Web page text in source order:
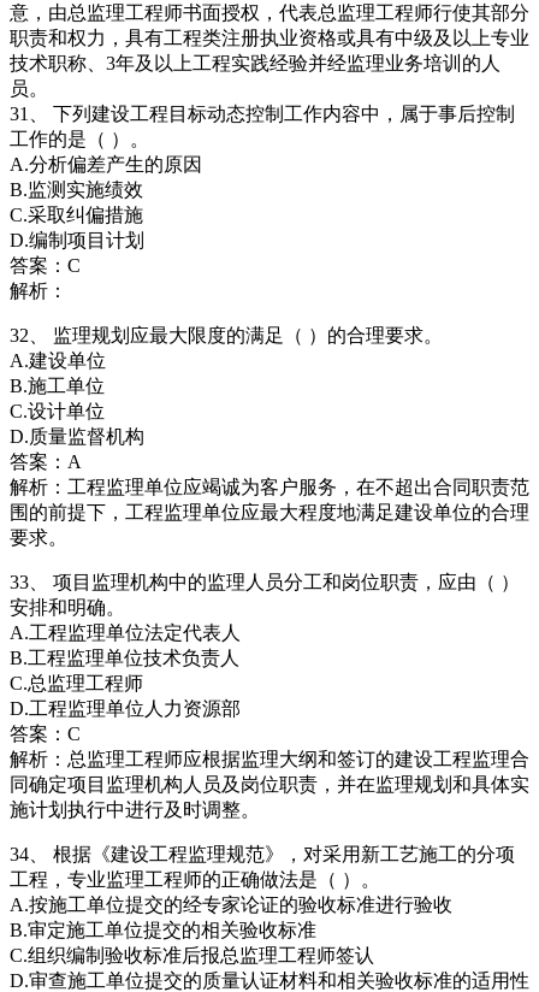
意，由总监理工程师书面授权，代表总监理工程师行使其部分
职责和权力，具有工程类注册执业资格或具有中级及以上专业
技术职称、3年及以上工程实践经验并经监理业务培训的人
员。
31、 下列建设工程目标动态控制工作内容中，属于事后控制
工作的是（ ）。
A.分析偏差产生的原因
B.监测实施绩效
C.采取纠偏措施
D.编制项目计划
答案：C
解析：
32、 监理规划应最大限度的满足（ ）的合理要求。
A.建设单位
B.施工单位
C.设计单位
D.质量监督机构
答案：A
解析：工程监理单位应竭诚为客户服务，在不超出合同职责范
围的前提下，工程监理单位应最大程度地满足建设单位的合理
要求。
33、 项目监理机构中的监理人员分工和岗位职责，应由（ ）
安排和明确。
A.工程监理单位法定代表人
B.工程监理单位技术负责人
C.总监理工程师
D.工程监理单位人力资源部
答案：C
解析：总监理工程师应根据监理大纲和签订的建设工程监理合
同确定项目监理机构人员及岗位职责，并在监理规划和具体实
施计划执行中进行及时调整。
34、 根据《建设工程监理规范》，对采用新工艺施工的分项
工程，专业监理工程师的正确做法是（ ）。
A.按施工单位提交的经专家论证的验收标准进行验收
B.审定施工单位提交的相关验收标准
C.组织编制验收标准后报总监理工程师签认
D.审查施工单位提交的质量认证材料和相关验收标准的适用性